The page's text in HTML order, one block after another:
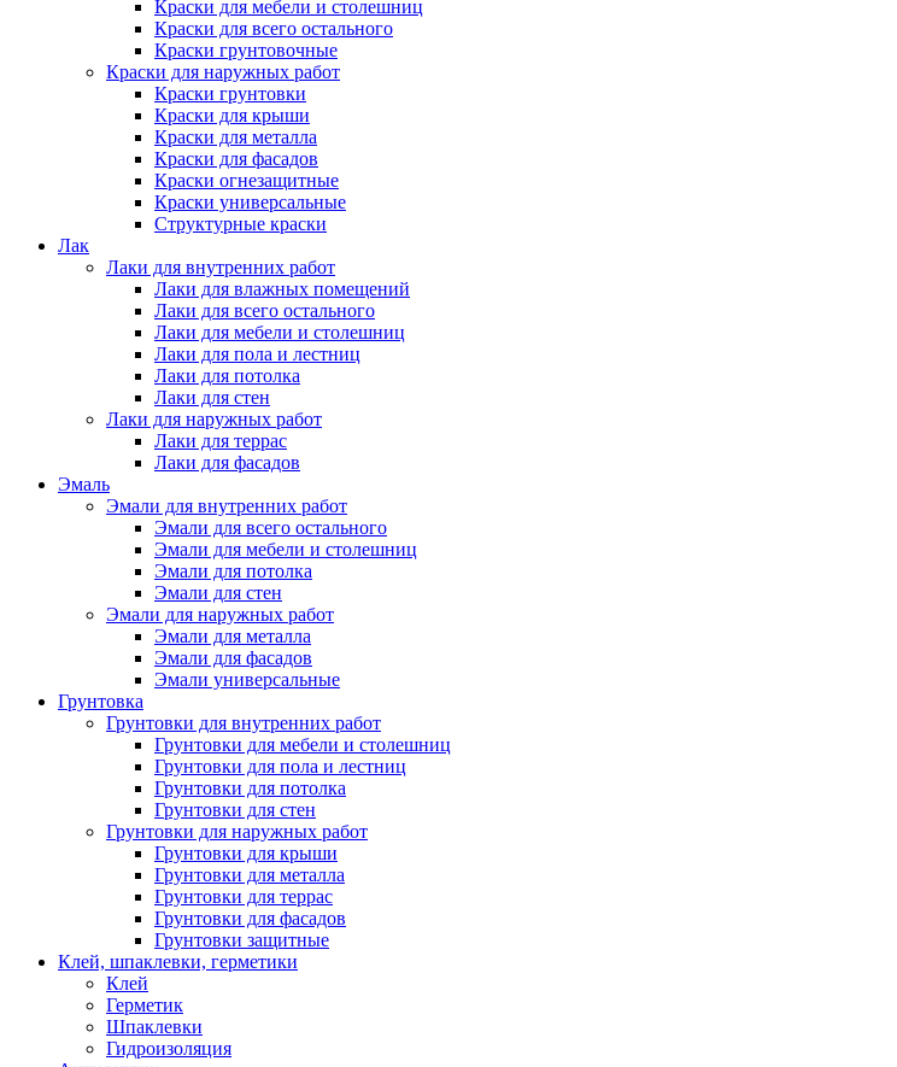
Краски для мебели и столешниц
Краски для всего остального
Краски грунтовочные
Краски для наружных работ
Краски грунтовки
Краски для крыши
Краски для металла
Краски для фасадов
Краски огнезащитные
Краски универсальные
Структурные краски
Лак
Лаки для внутренних работ
Лаки для влажных помещений
Лаки для всего остального
Лаки для мебели и столешниц
Лаки для пола и лестниц
Лаки для потолка
Лаки для стен
Лаки для наружных работ
Лаки для террас
Лаки для фасадов
Эмаль
Эмали для внутренних работ
Эмали для всего остального
Эмали для мебели и столешниц
Эмали для потолка
Эмали для стен
Эмали для наружных работ
Эмали для металла
Эмали для фасадов
Эмали универсальные
Грунтовка
Грунтовки для внутренних работ
Грунтовки для мебели и столешниц
Грунтовки для пола и лестниц
Грунтовки для потолка
Грунтовки для стен
Грунтовки для наружных работ
Грунтовки для крыши
Грунтовки для металла
Грунтовки для террас
Грунтовки для фасадов
Грунтовки защитные
Клей, шпаклевки, герметики
Клей
Герметик
Шпаклевки
Гидроизоляция